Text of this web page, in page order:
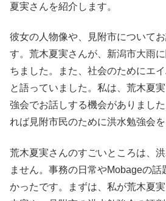
夏実さんを紹介します。
彼女の人物像や、見附市について
す。荒木夏実さんが、新潟市大雨
ちました。また、社会のためにエ
と語っていました。私は、荒木夏
強会でお話しする機会がありまし
れば見附市民のために洪水勉強会を
荒木夏実さんのすごいところは、
ません。事務の日常やMobageの話
かったです。まずは、私が荒木夏